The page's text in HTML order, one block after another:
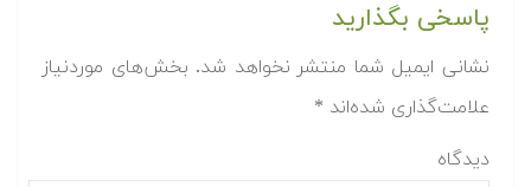
پاسخی بگذارید
نشانی ایمیل شما منتشر نخواهد شد. بخش‌های موردنیاز
علامت‌گذاری شده‌اند *
دیدگاه